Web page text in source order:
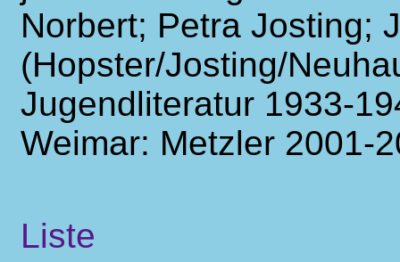
Norbert; Petra Josting;
(Hopster/Josting/
Jugendliteratur 1933-
Weimar: Metzler 2001-
Liste